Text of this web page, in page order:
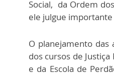
Social, da Ordem
ele julgue importante
O planejamento
dos cursos de
e da Escola de